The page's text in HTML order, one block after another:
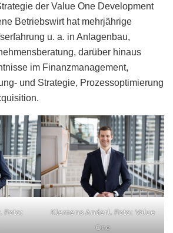
der Value One Development
Betriebswirt hat mehrjährige
u. a. in Anlagenbau,
darüber hinaus
im Finanzmanagement,
und Strategie, Prozessoptimierung
Foto:
Klemens Anderl. Foto: Value
One